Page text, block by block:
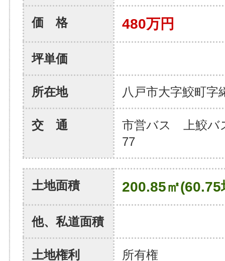
価 格 480万円
坪単価
所在地 八戸市大字鮫町字
交 通
市営バス 上鮫
77
土地面積 200.85㎡(60.75
他、私道面積
土地権利 所有権